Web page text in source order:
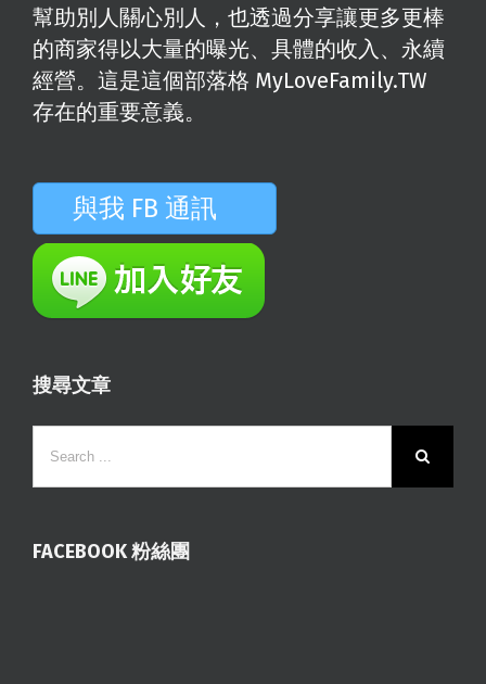
幫助別人關心別人，也透過分享讓更多更棒
的商家得以大量的曝光、具體的收入、永續
經營。這是這個部落格 MyLoveFamily.TW
存在的重要意義。
與我 FB 通訊
搜尋文章
FACEBOOK 粉絲團